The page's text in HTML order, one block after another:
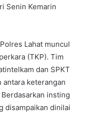
Senin Kemarin
Lahat muncul
(TKP). Tim
dan SPKT
antara keterangan
insting
disampaikan dinilai